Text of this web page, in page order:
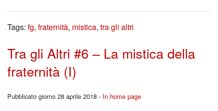
Tags: fg, fraternità, mistica, tra gli altri
Tra gli Altri #6 – La mistica della
fraternità (I)
Pubblicato giorno 28 aprile 2018 - In home page